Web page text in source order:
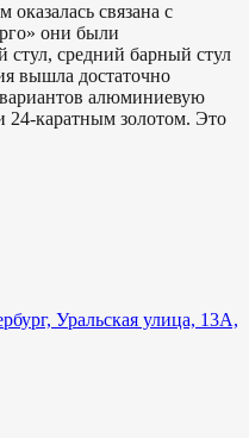
связана с
они были
средний барный стул
вышла достаточно
вариантов алюминиевую
24-каратным золотом. Это
Уральская улица, 13А,